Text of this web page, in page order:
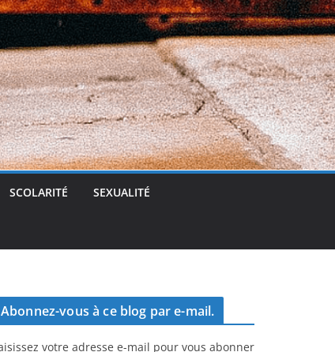
SCOLARITÉ SEXUALITÉ
Abonnez-vous à ce blog par e-mail.
votre adresse e-mail pour vous abonner
g
e
r